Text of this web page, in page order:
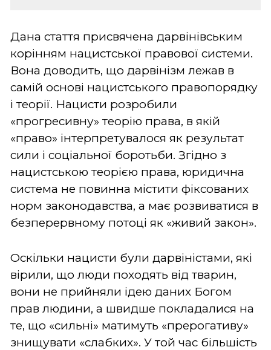
Дана стаття присвячена дарвінівським
корінням нацистської правової системи.
Вона доводить, що дарвінізм лежав в
самій основі нацистського правопорядку
і теорії. Нацисти розробили
«прогресивну» теорію права, в якій
«право» інтерпретувалося як результат
сили і соціальної боротьби. Згідно з
нацистською теорією права, юридична
система не повинна містити фіксованих
норм законодавства, а має розвиватися в
безперервному потоці як «живий закон».
Оскільки нацисти були дарвіністами, які
вірили, що люди походять від тварин,
вони не прийняли ідею даних Богом
прав людини, а швидше покладалися на
те, що «сильні» матимуть «прерогативу»
знищувати «слабких». У той час більшість